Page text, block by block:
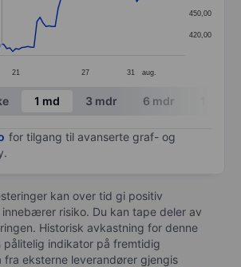
X axis displaying categories.
1 Y axis displaying values. Data
21 27 31 aug.
420,00
450,00
chart.
1 md 3 mdr 6 mdr
for tilgang til avanserte graf- og
kan over tid gi positiv
risiko. Du kan tape deler av
Historisk avkastning for denne
pålitelig indikator på fremtidig
fra eksterne leverandører gjengis